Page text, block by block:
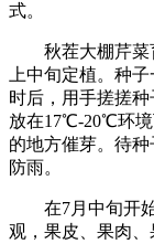
式。
秋茬大棚芹菜育
上中旬定植。种
时后，用手搓搓
放在17℃-20℃环境
的地方催芽。待
防雨。
在7月中旬开始
观，果皮、果肉、